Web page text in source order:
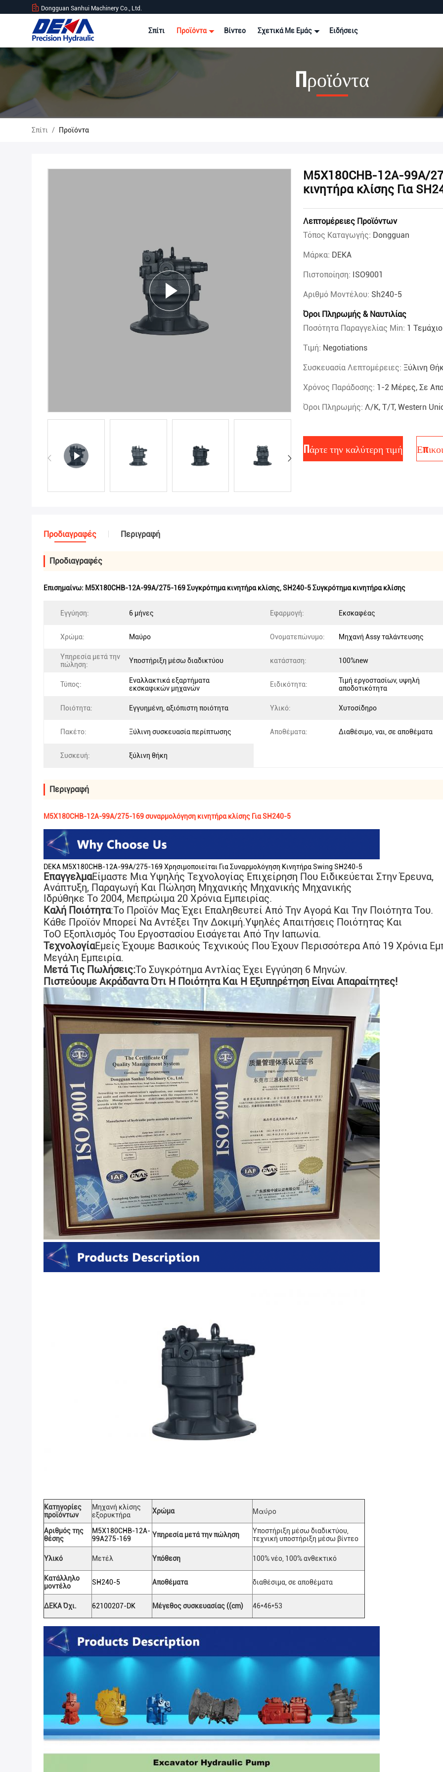
Dongguan Sanhui Machinery Co., Ltd.
Σπίτι Προϊόντα Βίντεο Σχετικά Με Εμάς Ειδήσεις
Προϊόντα
Σπίτι / Προϊόντα
M5X180CHB-12A-99A/
κινητήρα κλίσης Για
Λεπτομέρειες Προϊόντων
Τόπος Καταγωγής: Dongguan
Μάρκα: DEKA
Πιστοποίηση: ISO9001
Αριθμό Μοντέλου: Sh240-5
Όροι Πληρωμής & Ναυτιλίας
Ποσότητα Παραγγελίας Min: 1 Τεμάχιο
Τιμή: Negotiations
Συσκευασία Λεπτομέρειες: Ξύλινη
Χρόνος Παράδοσης: 1-2 Μέρες, Σε
Όροι Πληρωμής: Λ/Κ, Τ/Τ, Western
Πάρτε την καλύτερη τιμή
Προδιαγραφές Περιγραφή
Προδιαγραφές
Επισημαίνω: M5X180CHB-12A-99A/275-169 Συγκρότημα κινητήρα κλίσης,SH240-5 Συγκρότημα κινητήρα κλίσης
Εγγύηση: 6 μήνες Εφαρμογή: Εκσκαφέας
Χρώμα: Μαύρο Ονοματεπώνυμο: Μηχανή Assy ταλάντευσης
Υπηρεσία μετά την
πώληση:
Υποστήριξη μέσω διαδικτύου κατάσταση: 100%new
Τύπος:
Εναλλακτικά εξαρτήματα
εκσκαφικών μηχανών
Ειδικότητα:
Τιμή εργοστασίων, υψηλή
αποδοτικότητα
Ποιότητα: Εγγυημένη, αξιόπιστη ποιότητα Υλικό: Χυτοσίδηρο
Πακέτο: Ξύλινη συσκευασία περίπτωσης Αποθέματα: Διαθέσιμο, ναι, σε αποθέματα
Συσκευή: ξύλινη θήκη
Περιγραφή
M5X180CHB-12A-99A/275-169 συναρμολόγηση κινητήρα κλίσης Για SH240-5
DEKA M5X180CHB-12A-99A/275-169 Χρησιμοποιείται Για Συναρμολόγηση Κινητήρα Swing SH240-5
ΕπαγγελμαΕίμαστε Μια Υψηλής Τεχνολογίας Επιχείρηση Που Ειδικεύεται Στην Έρευνα,
Ανάπτυξη, Παραγωγή Και Πώληση Μηχανικής Μηχανικής Μηχανικής
Ιδρύθηκε Το 2004, ΜεΠρώιμα 20 Χρόνια Εμπειρίας.
Καλή Ποιότητα:Το Προϊόν Μας Έχει Επαληθευτεί Από Την Αγορά Και Την Ποιότητα Του.
Κάθε Προϊόν Μπορεί Να Αντέξει Την Δοκιμή.Υψηλές Απαιτήσεις Ποιότητας Και
ΤοΟ Εξοπλισμός Του Εργοστασίου Εισάγεται Από Την Ιαπωνία.
ΤεχνολογίαΕμείς Έχουμε Βασικούς Τεχνικούς Που Έχουν Περισσότερα Από 19 Χρόνια
Μεγάλη Εμπειρία.
Μετά Τις Πωλήσεις:Το Συγκρότημα Αντλίας Έχει Εγγύηση 6 Μηνών.
Πιστεύουμε Ακράδαντα Ότι Η Ποιότητα Και Η Εξυπηρέτηση Είναι Απαραίτητες!
Κατηγορίες
προϊόντων
Μηχανή κλίσης
εξορυκτήρα
Χρώμα Μαύρο
Αριθμός της
θέσης
M5X180CHB-12A-
99A275-169
Υπηρεσία μετά την πώληση
Υποστήριξη μέσω διαδικτύου,
τεχνική υποστήριξη μέσω βίντεο
Υλικό Μετέλ Υπόθεση 100% νέο, 100% ανθεκτικό
Κατάλληλο
μοντέλο
SH240-5 Αποθέματα διαθέσιμα, σε αποθέματα
ΔΕΚΑ Όχι. 62100207-DK Μέγεθος συσκευασίας ((cm) 46*46*53